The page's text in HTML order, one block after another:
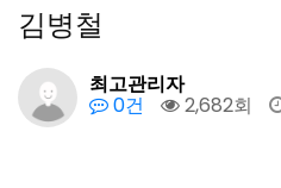
김병철
최고관리자
0건 2,682회